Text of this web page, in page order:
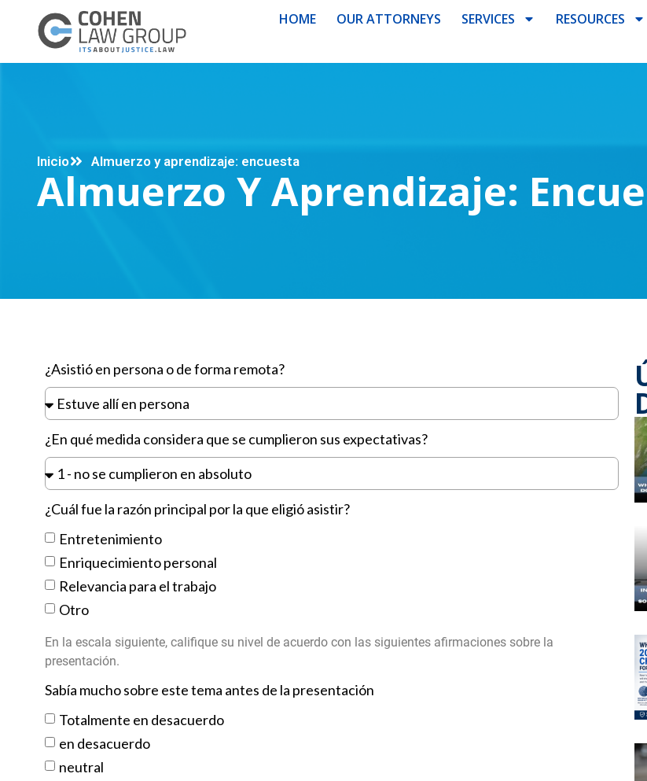
HOME OUR ATTORNEYS SERVICES RESOURCES
Inicio Almuerzo y aprendizaje: encuesta
Almuerzo Y Aprendizaje:
¿Asistió en persona o de forma remota?
¿En qué medida considera que se cumplieron sus expectativas?
¿Cuál fue la razón principal por la que eligió asistir?
Entretenimiento
Enriquecimiento personal
Relevancia para el trabajo
Otro
En la escala siguiente, califique su nivel de acuerdo con las siguientes afirmaciones sobre la
presentación.
Sabía mucho sobre este tema antes de la presentación
Totalmente en desacuerdo
en desacuerdo
neutral